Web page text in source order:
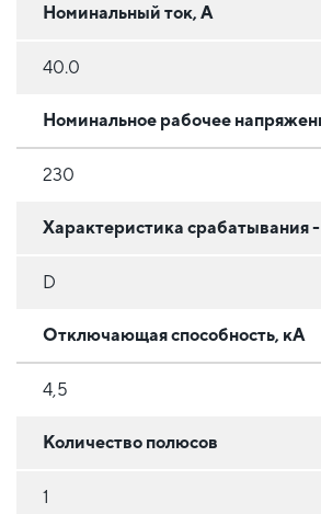
Номинальный ток, А
40.0
Номинальное рабочее
230
Характеристика срабатывания
D
Отключающая способность, кА
4,5
Количество полюсов
1